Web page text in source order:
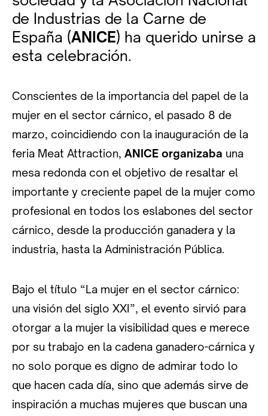
de Industrias de la Carne de
España (ANICE) ha querido unirse a
esta celebración.
Conscientes de la importancia del papel de la
mujer en el sector cárnico, el pasado 8 de
marzo, coincidiendo con la inauguración de la
feria Meat Attraction, ANICE organizaba una
mesa redonda con el objetivo de resaltar el
importante y creciente papel de la mujer como
profesional en todos los eslabones del sector
cárnico, desde la producción ganadera y la
industria, hasta la Administración Pública.
Bajo el título “La mujer en el sector cárnico:
una visión del siglo XXI”, el evento sirvió para
otorgar a la mujer la visibilidad ques e merece
por su trabajo en la cadena ganadero-cárnica y
no solo porque es digno de admirar todo lo
que hacen cada día, sino que además sirve de
inspiración a muchas mujeres que buscan una